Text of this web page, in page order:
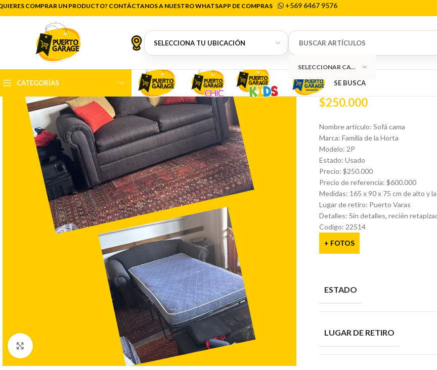
COMPRAR UN PRODUCTO? CONTÁCTANOS A NUESTRO WHATSAPP DE COMPRAS +569 6467 9576
SELECCIONAR CATEGORÍA
CATEGORÍAS SE BUSCA
Inicio Muebles Sofá cama Sofá
0
Sofá cama
$250.000
Nombre articulo: Sofá cama
Marca: Familia de la Horta
Modelo: 2P
Estado: Usado
Precio: $250.000
Precio de referencia: $600.000
Medidas: 165 x 90 x 75 cm de alto y
Lugar de retiro: Puerto Varas
Detalles: Sin detalles, recién
Codigo: 22514
+ FOTOS
ESTADO
LUGAR DE RETIRO